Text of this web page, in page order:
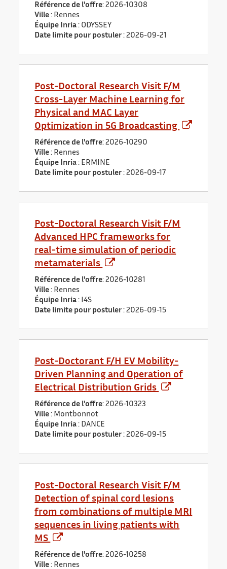
Référence de l'offre: 2026-10308
Ville : Rennes
Équipe Inria : ODYSSEY
Date limite pour postuler :2026-09-21
Post-Doctoral Research Visit F/M
Cross-Layer Machine Learning for
Physical and MAC Layer
Optimization in 5G Broadcasting
Référence de l'offre: 2026-10290
Ville : Rennes
Équipe Inria : ERMINE
Date limite pour postuler :2026-09-17
Post-Doctoral Research Visit F/M
Advanced HPC frameworks for
real-time simulation of periodic
metamaterials
Référence de l'offre: 2026-10281
Ville : Rennes
Équipe Inria : I4S
Date limite pour postuler :2026-09-15
Post-Doctorant F/H EV Mobility-
Driven Planning and Operation of
Electrical Distribution Grids
Référence de l'offre: 2026-10323
Ville : Montbonnot
Équipe Inria : DANCE
Date limite pour postuler :2026-09-15
Post-Doctoral Research Visit F/M
Detection of spinal cord lesions
from combinations of multiple MRI
sequences in living patients with
MS
Référence de l'offre: 2026-10258
Ville : Rennes